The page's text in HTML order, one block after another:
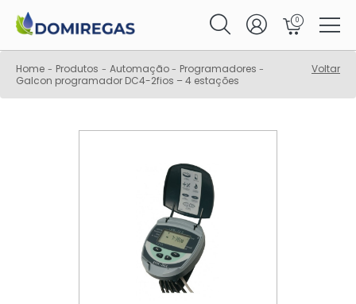
0
Home - Produtos - Automação- Programadores -
Galcon programador DC4-2fios – 4 estações
Voltar